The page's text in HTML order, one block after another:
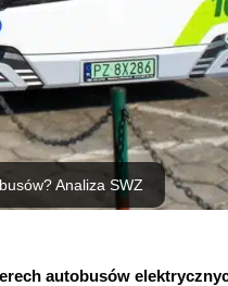
Analiza SWZ
autobusów